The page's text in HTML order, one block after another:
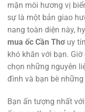
mặn mòi hương vị
sự là một bản giao
nang toàn diện này,
mua ốc Cần Thơuy
khó khăn với bạn.
chọn những nguyên
đình và bạn bè
Bạn ấn tượng nhất